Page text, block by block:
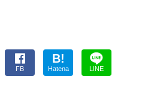
FB
B!
Hatena LINE